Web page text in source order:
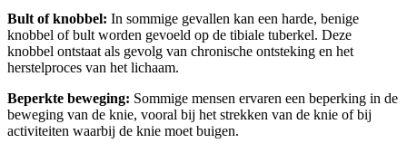
Bult of knobbel: In sommige gevallen kan een harde, benige
knobbel of bult worden gevoeld op de tibiale tuberkel. Deze
knobbel ontstaat als gevolg van chronische ontsteking en het
herstelproces van het lichaam.
Beperkte beweging: Sommige mensen ervaren een beperking in de
beweging van de knie, vooral bij het strekken van de knie of bij
activiteiten waarbij de knie moet buigen.